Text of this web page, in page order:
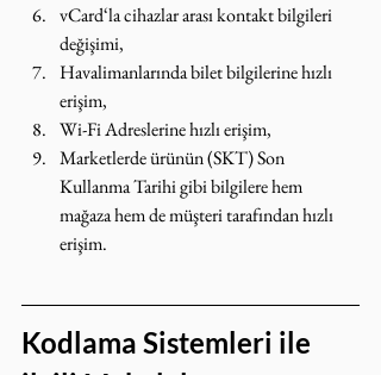
vCard‘la cihazlar arası kontakt bilgileri
değişimi,
Havalimanlarında bilet bilgilerine hızlı
erişim,
Wi-Fi Adreslerine hızlı erişim,
Marketlerde ürünün (SKT) Son
Kullanma Tarihi gibi bilgilere hem
mağaza hem de müşteri tarafından hızlı
erişim.
Kodlama Sistemleri ile